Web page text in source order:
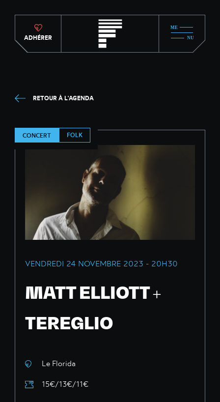
ADHÉRER
RETOUR À L'AGENDA
CONCERT FOLK
VENDREDI 24 NOVEMBRE 2023 - 20H30
MATT ELLIOTT +
TEREGLIO
Le Florida
15€/13€/11€